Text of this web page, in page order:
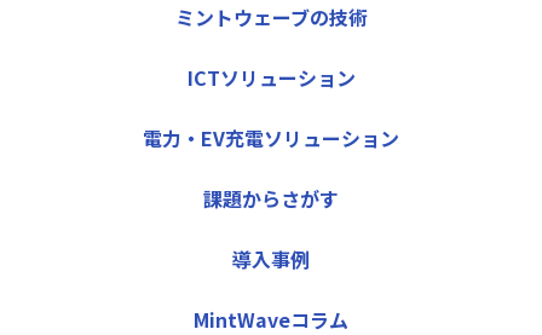
ミントウェーブの技術
ICTソリューション
電力・EV充電ソリューション
課題からさがす
導入事例
MintWaveコラム